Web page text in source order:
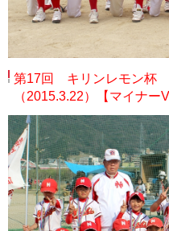
第17回 キリンレモン杯
（2015.3.22）【マイナー